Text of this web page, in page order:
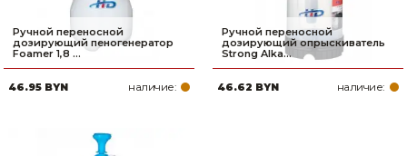
Ручной переносной
дозирующий пеногенератор
Foamer 1,8 ...
46.95 BYN наличие:
Ручной переносной
дозирующий опрыскиватель
Strong Alka...
46.62 BYN наличие: